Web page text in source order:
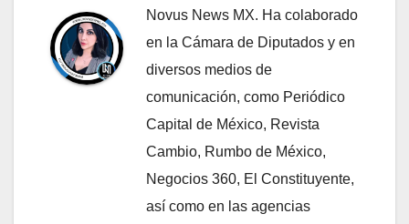
Novus News MX. Ha colaborado
en la Cámara de Diputados y en
diversos medios de
comunicación, como Periódico
Capital de México, Revista
Cambio, Rumbo de México,
Negocios 360, El Constituyente,
así como en las agencias